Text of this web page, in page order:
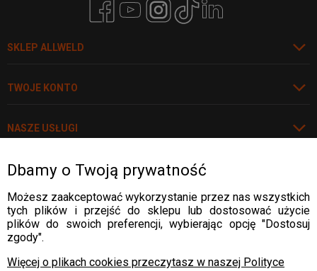
SKLEP ALLWELD
TWOJE KONTO
NASZE USŁUGI
POLECAMY
DOSTAWA:
Dbamy o Twoją prywatność
Możesz zaakceptować wykorzystanie przez nas wszystkich
tych plików i przejść do sklepu lub dostosować użycie
plików do swoich preferencji, wybierając opcję "Dostosuj
zgody".
Więcej o plikach cookies przeczytasz w naszej Polityce